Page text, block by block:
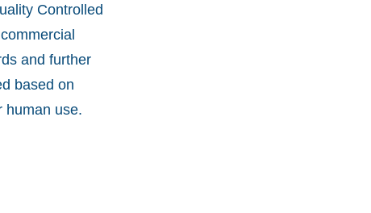
Controlled
and further
based on
human use.